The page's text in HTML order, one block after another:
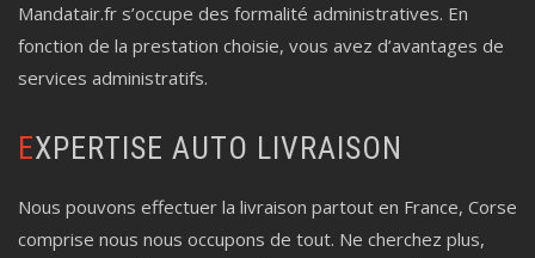
Mandatair.fr s’occupe des formalité administratives. En
fonction de la prestation choisie, vous avez d’avantages de
services administratifs.
EXPERTISE AUTO LIVRAISON
Nous pouvons effectuer la livraison partout en France, Corse
comprise nous nous occupons de tout. Ne cherchez plus,